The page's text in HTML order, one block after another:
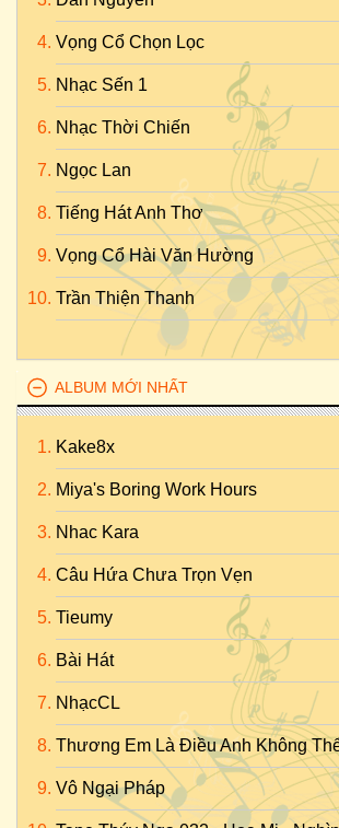
Vọng Cổ Chọn Lọc
Nhạc Sến 1
Nhạc Thời Chiến
Ngọc Lan
Tiếng Hát Anh Thơ
Vọng Cổ Hài Văn Hường
Trần Thiện Thanh
ALBUM MỚI NHẤT
Kake8x
Miya's Boring Work Hours
Nhac Kara
Câu Hứa Chưa Trọn Vẹn
Tieumy
Bài Hát
NhạcCL
Thương Em Là Điều Anh Không
Vô Ngại Pháp